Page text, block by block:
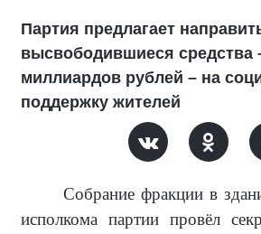
Партия предлагает
высвободившиеся средства
миллиардов рублей – на
поддержку жителей
Собрание фракции в
исполкома партии провёл